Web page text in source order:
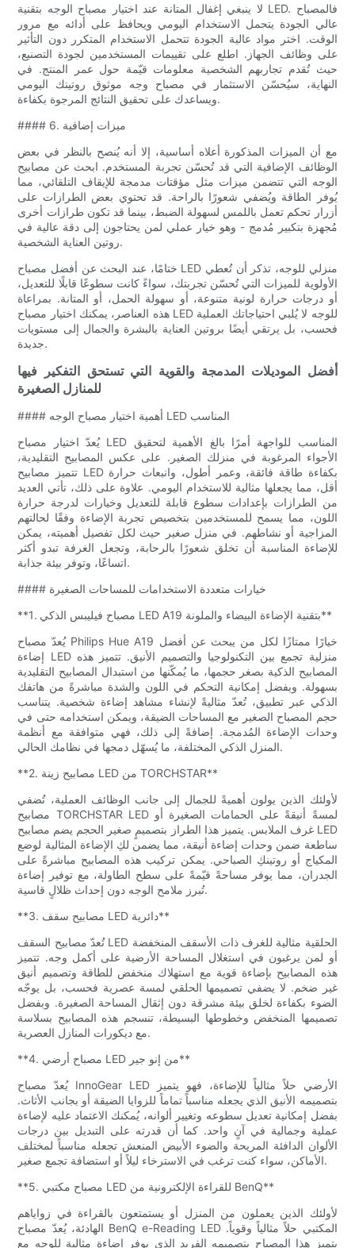
لا ينبغي إغفال المتانة عند اختيار مصباح الوجه بتقنية LED. فالمصباح
عالي الجودة يتحمل الاستخدام اليومي ويحافظ على أدائه مع مرور
الوقت. اختر مواد عالية الجودة تتحمل الاستخدام المتكرر دون التأثير
على وظائف الجهاز. اطلع على تقييمات المستخدمين لجودة التصنيع،
حيث تُقدم تجاربهم الشخصية معلومات قيّمة حول عمر المنتج. في
النهاية، سيُحسّن الاستثمار في مصباح وجه موثوق روتينك اليومي
ويساعدك على تحقيق النتائج المرجوة بكفاءة.
#### 6. ميزات إضافية
مع أن الميزات المذكورة أعلاه أساسية، إلا أنه يُنصح بالنظر في بعض
الوظائف الإضافية التي قد تُحسّن تجربة المستخدم. ابحث عن مصابيح
الوجه التي تتضمن ميزات مثل مؤقتات مدمجة للإيقاف التلقائي، مما
يُوفر الطاقة ويُضفي شعورًا بالراحة. قد تحتوي بعض الطرازات على
أزرار تحكم تعمل باللمس لسهولة الضبط، بينما قد تكون طرازات أخرى
مُجهزة بتكبير مُدمج - وهو خيار عملي لمن يحتاجون إلى دقة عالية في
روتين العناية الشخصية.
ختامًا، عند البحث عن أفضل مصباح LED منزلي للوجه، تذكر أن تُعطي
الأولوية للميزات التي تُحسّن تجربتك، سواءً كانت سطوعًا قابلًا للتعديل،
أو درجات حرارة لونية متنوعة، أو سهولة الحمل، أو المتانة. بمراعاة
هذه العناصر، يمكنك اختيار مصباح LED للوجه لا يُلبي احتياجاتك العملية
فحسب، بل يرتقي أيضًا بروتين العناية بالبشرة والجمال إلى مستويات
جديدة.
أفضل الموديلات المدمجة والقوية التي تستحق التفكير فيها
للمنازل الصغيرة
#### أهمية اختيار مصباح الوجه LED المناسب
يُعدّ اختيار مصباح LED المناسب للواجهة أمرًا بالغ الأهمية لتحقيق
الأجواء المرغوبة في منزلك الصغير. على عكس المصابيح التقليدية،
تتميز مصابيح LED بكفاءة طاقة فائقة، وعمر أطول، وانبعاث حرارة
أقل، مما يجعلها مثالية للاستخدام اليومي. علاوة على ذلك، تأتي العديد
من الطرازات بإعدادات سطوع قابلة للتعديل وخيارات لدرجة حرارة
اللون، مما يسمح للمستخدمين بتخصيص تجربة الإضاءة وفقًا لحالتهم
المزاجية أو نشاطهم. في منزل صغير حيث لكل تفصيل أهميته، يمكن
للإضاءة المناسبة أن تخلق شعورًا بالرحابة، وتجعل الغرفة تبدو أكثر
اتساعًا، وتوفر بيئة جذابة.
#### خيارات متعددة الاستخدامات للمساحات الصغيرة
**1. مصباح فيليبس الذكي LED A19 بتقنية الإضاءة البيضاء والملونة**
يُعدّ مصباح Philips Hue A19 خيارًا ممتازًا لكل من يبحث عن أفضل
إضاءة LED منزلية تجمع بين التكنولوجيا والتصميم الأنيق. تتميز هذه
المصابيح الذكية بصغر حجمها، ما يُمكّنها من استبدال المصابيح التقليدية
بسهولة. وبفضل إمكانية التحكم في اللون والشدة مباشرةً من هاتفك
الذكي عبر تطبيق، تُعدّ مثاليةً لإنشاء مشاهد إضاءة شخصية. يتناسب
حجم المصباح الصغير مع المساحات الضيقة، ويمكن استخدامه حتى في
وحدات الإضاءة المُدمجة. إضافةً إلى ذلك، فهي متوافقة مع أنظمة
المنزل الذكي المختلفة، ما يُسهّل دمجها في نظامك الحالي.
**2. مصابيح زينة LED من TORCHSTAR**
لأولئك الذين يولون أهميةً للجمال إلى جانب الوظائف العملية، تُضفي
مصابيح TORCHSTAR LED لمسةً أنيقةً على الحمامات الصغيرة أو
غرف الملابس. يتميز هذا الطراز بتصميمٍ صغير الحجم يضم مصابيح LED
ساطعة ضمن وحدات إضاءة أنيقة، مما يضمن لكِ الإضاءة المثالية لوضع
المكياج أو روتينكِ الصباحي. يمكن تركيب هذه المصابيح مباشرةً على
الجدران، مما يوفر مساحةً قيّمةً على سطح الطاولة، مع توفير إضاءة
تُبرز ملامح الوجه دون إحداث ظلالٍ قاسية.
**3. مصابيح سقف LED دائرية**
تُعدّ مصابيح السقف LED الحلقية مثالية للغرف ذات الأسقف المنخفضة
أو لمن يرغبون في استغلال المساحة الأرضية على أكمل وجه. تتميز
هذه المصابيح بإضاءة قوية مع استهلاك منخفض للطاقة وتصميم أنيق
غير ضخم. لا يضفي تصميمها الحلقي لمسة عصرية فحسب، بل يوجّه
الضوء بكفاءة لخلق بيئة مشرقة دون إثقال المساحة الصغيرة. وبفضل
تصميمها المنخفض وخطوطها البسيطة، تنسجم هذه المصابيح بسلاسة
مع ديكورات المنازل العصرية.
**4. مصباح أرضي LED من إنو جير**
يُعدّ مصباح InnoGear LED الأرضي حلاً مثالياً للإضاءة، فهو يتميز
بتصميمه الأنيق الذي يجعله مناسباً تماماً للزوايا الضيقة أو بجانب الأثاث.
بفضل إمكانية تعديل سطوعه وتغيير ألوانه، يُمكنك الاعتماد عليه لإضاءة
عملية وجمالية في آنٍ واحد. كما أن قدرته على التبديل بين درجات
الألوان الدافئة المريحة والضوء الأبيض المنعش تجعله مناسباً لمختلف
الأماكن، سواء كنت ترغب في الاسترخاء ليلاً أو استضافة تجمع صغير.
**5. مصباح مكتبي LED للقراءة الإلكترونية من BenQ**
لأولئك الذين يعملون من المنزل أو يستمتعون بالقراءة في زواياهم
الهادئة، يُعدّ مصباح BenQ e-Reading LED المكتبي حلاً مثالياً وقوياً.
يتميز هذا المصباح بتصميمه الفريد الذي يوفر إضاءة مثالية للوجه مع